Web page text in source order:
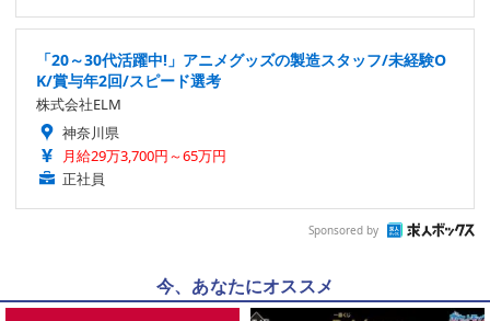
「20～30代活躍中!」アニメグッズの製造スタッフ/未経験O
K/賞与年2回/スピード選考
株式会社ELM
神奈川県
月給29万3,700円～65万円
正社員
Sponsored by
今、あなたにオススメ